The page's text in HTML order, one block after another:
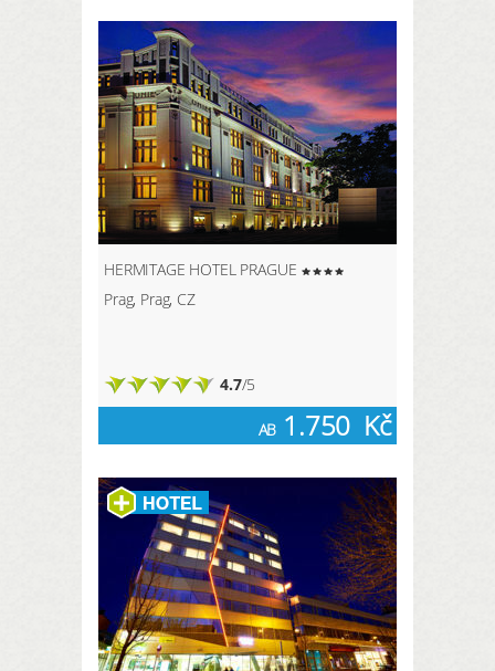
HERMITAGE HOTEL PRAGUE
Prag, Prag, CZ
4.7/5
AB 1.750 Kč